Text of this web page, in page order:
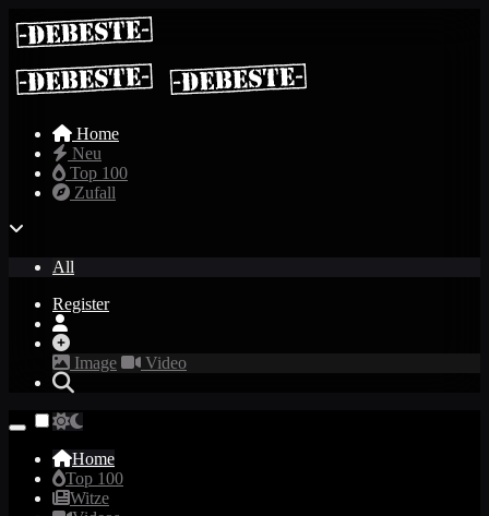
Home
Neu
Top 100
Zufall
All
Register
Image Video
Home
Top 100
Witze